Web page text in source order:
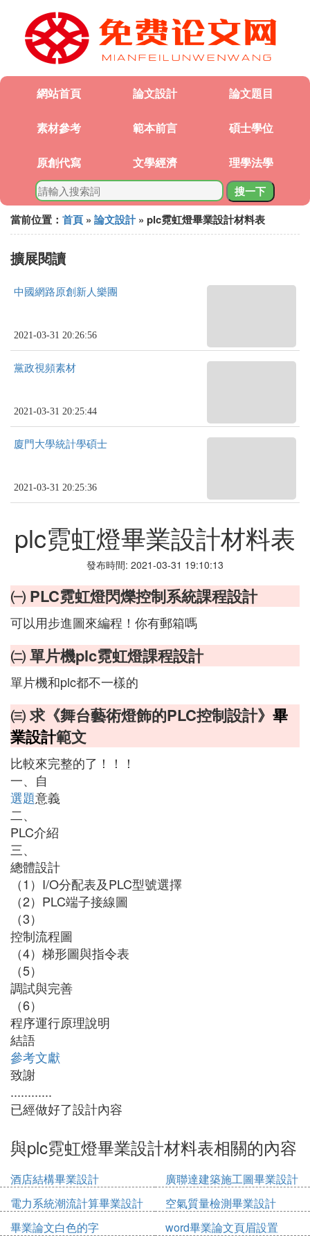
網站首頁 論文設計 論文題目
素材參考 範本前言 碩士學位
原創代寫 文學經濟 理學法學
搜一下
當前位置： 首頁 » 論文設計» plc霓虹燈畢業設計材料表
擴展閱讀
中國網路原創新人樂團
2021-03-31 20:26:56
黨政視頻素材
2021-03-31 20:25:44
廈門大學統計學碩士
2021-03-31 20:25:36
plc霓虹燈畢業設計材料表
發布時間: 2021-03-31 19:10:13
㈠ PLC霓虹燈閃爍控制系統課程設計
可以用步進圖來編程！你有郵箱嗎
㈡ 單片機plc霓虹燈課程設計
單片機和plc都不一樣的
㈢ 求《舞台藝術燈飾的PLC控制設計》 畢
業設計範文
比較來完整的了！！！
一、自
選題意義
二、
PLC介紹
三、
總體設計
（1）I/O分配表及PLC型號選擇
（2）PLC端子接線圖
（3）
控制流程圖
（4）梯形圖與指令表
（5）
調試與完善
（6）
程序運行原理說明
結語
參考文獻
致謝
............
已經做好了設計內容
與plc霓虹燈畢業設計材料表相關的內容
酒店結構畢業設計
廣聯達建築施工圖畢業設計
電力系統潮流計算畢業設計
空氣質量檢測畢業設計
畢業論文白色的字
word畢業論文頁眉設置